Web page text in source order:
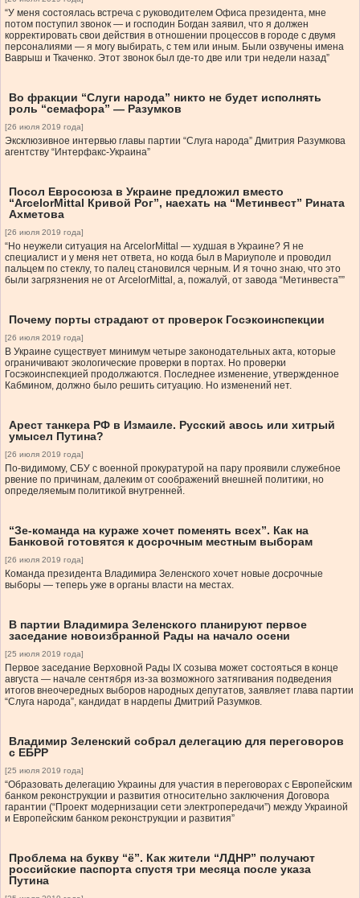
“У меня состоялась встреча с руководителем Офиса президента, мне
потом поступил звонок — и господин Богдан заявил, что я должен
корректировать свои действия в отношении процессов в городе с двумя
персоналиями — я могу выбирать, с тем или иным. Были озвучены имена
Ваврыш и Ткаченко. Этот звонок был где-то две или три недели назад”
Во фракции “Слуги народа” никто не будет исполнять
роль “семафора” — Разумков
[26 июля 2019 года]
Эксклюзивное интервью главы партии “Слуга народа” Дмитрия Разумкова
агентству “Интерфакс-Украина”
Посол Евросоюза в Украине предложил вместо
“ArcelorMittal Кривой Рог”, наехать на “Метинвест” Рината
Ахметова
[26 июля 2019 года]
“Но неужели ситуация на ArcelorMittal — худшая в Украине? Я не
специалист и у меня нет ответа, но когда был в Мариуполе и проводил
пальцем по стеклу, то палец становился черным. И я точно знаю, что это
были загрязнения не от ArcelorMittal, а, пожалуй, от завода “Метинвеста””
Почему порты страдают от проверок Госэкоинспекции
[26 июля 2019 года]
В Украине существует минимум четыре законодательных акта, которые
ограничивают экологические проверки в портах. Но проверки
Госэкоинспекцией продолжаются. Последнее изменение, утвержденное
Кабмином, должно было решить ситуацию. Но изменений нет.
Арест танкера РФ в Измаиле. Русский авось или хитрый
умысел Путина?
[26 июля 2019 года]
По-видимому, СБУ с военной прокуратурой на пару проявили служебное
рвение по причинам, далеким от соображений внешней политики, но
определяемым политикой внутренней.
“Зе-команда на кураже хочет поменять всех”. Как на
Банковой готовятся к досрочным местным выборам
[26 июля 2019 года]
Команда президента Владимира Зеленского хочет новые досрочные
выборы — теперь уже в органы власти на местах.
В партии Владимира Зеленского планируют первое
заседание новоизбранной Рады на начало осени
[25 июля 2019 года]
Первое заседание Верховной Рады IX созыва может состояться в конце
августа — начале сентября из-за возможного затягивания подведения
итогов внеочередных выборов народных депутатов, заявляет глава партии
“Слуга народа”, кандидат в нардепы Дмитрий Разумков.
Владимир Зеленский собрал делегацию для переговоров
с ЕБРР
[25 июля 2019 года]
“Образовать делегацию Украины для участия в переговорах с Европейским
банком реконструкции и развития относительно заключения Договора
гарантии (“Проект модернизации сети электропередачи”) между Украиной
и Европейским банком реконструкции и развития”
Проблема на букву “ё”. Как жители “ЛДНР” получают
российские паспорта спустя три месяца после указа
Путина